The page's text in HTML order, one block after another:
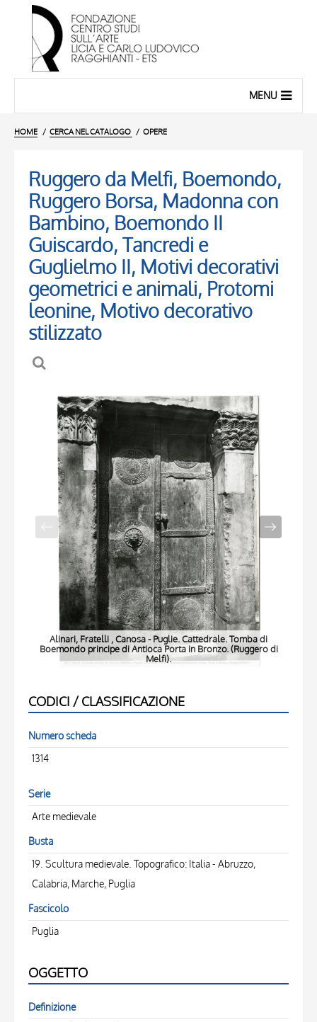
MENU
HOME CERCA NEL CATALOGO OPERE
Ruggero da Melfi, Boemondo,
Ruggero Borsa, Madonna con
Bambino, Boemondo II
Guiscardo, Tancredi e
Guglielmo II, Motivi decorativi
geometrici e animali, Protomi
leonine, Motivo decorativo
stilizzato
Alinari, Fratelli , Canosa - Puglie. Cattedrale. Tomba di
Boemondo principe di Antioca Porta in Bronzo. (Ruggero di
Melfi).
CODICI / CLASSIFICAZIONE
Numero scheda
1314
Serie
Arte medievale
Busta
19. Scultura medievale. Topografico: Italia - Abruzzo,
Calabria, Marche, Puglia
Fascicolo
Puglia
OGGETTO
Definizione